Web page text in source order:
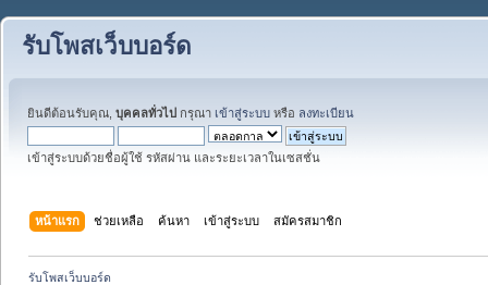
รับโพสเว็บบอร์ด
ยินดีต้อนรับคุณ, บุคคลทั่วไป กรุณา เข้าสู่ระบบ หรือ ลงทะเบียน
เข้าสู่ระบบด้วยชื่อผู้ใช้ รหัสผ่าน และระยะเวลาในเซสชั่น
หน้าแรก ช่วยเหลือ ค้นหา เข้าสู่ระบบ สมัครสมาชิก
รับโพสเว็บบอร์ด